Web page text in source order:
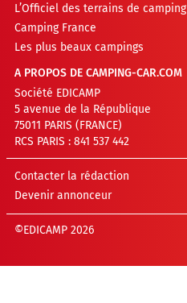
L’Officiel des terrains de camping
Camping France
Les plus beaux campings
A PROPOS DE CAMPING-CAR.COM
Société EDICAMP
5 avenue de la République
75011 PARIS (FRANCE)
RCS PARIS : 841 537 442
Contacter la rédaction
Devenir annonceur
©EDICAMP 2026